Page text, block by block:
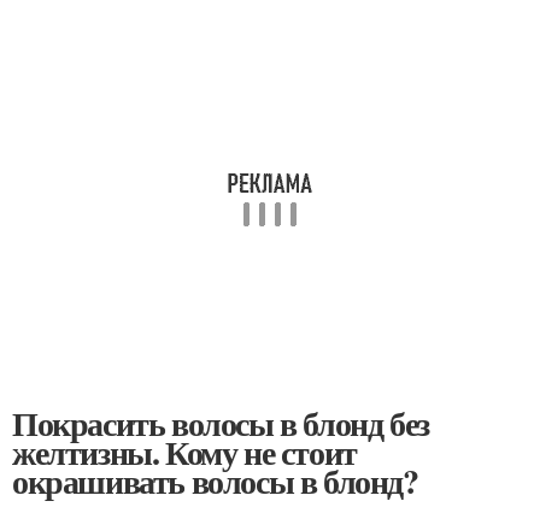
Покрасить волосы в блонд без
желтизны. Кому не стоит
окрашивать волосы в блонд?